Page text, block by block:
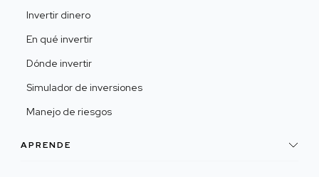
Invertir dinero
En qué invertir
Dónde invertir
Simulador de inversiones
Manejo de riesgos
APRENDE